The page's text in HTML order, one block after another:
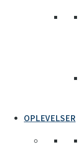
OPLEVELSER